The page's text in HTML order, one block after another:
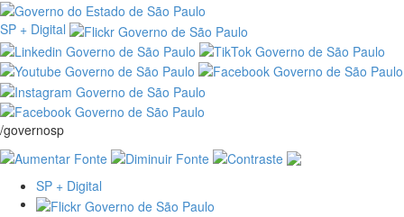
SP + Digital
/governosp
SP + Digital